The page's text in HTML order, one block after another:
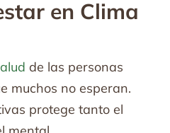
en Clima
de las personas
muchos no esperan.
protege tanto el